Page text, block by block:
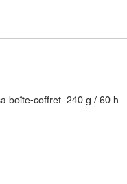
boîte-coffret 240 g / 60 h